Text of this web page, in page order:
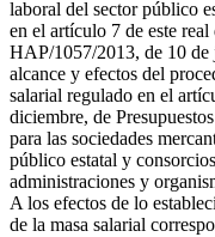
laboral del sector público
en el artículo 7 de este
HAP/1057/2013, de 10 de
alcance y efectos del
salarial regulado en el
diciembre, de
para las sociedades
público estatal y
administraciones y
A los efectos de lo
de la masa salarial